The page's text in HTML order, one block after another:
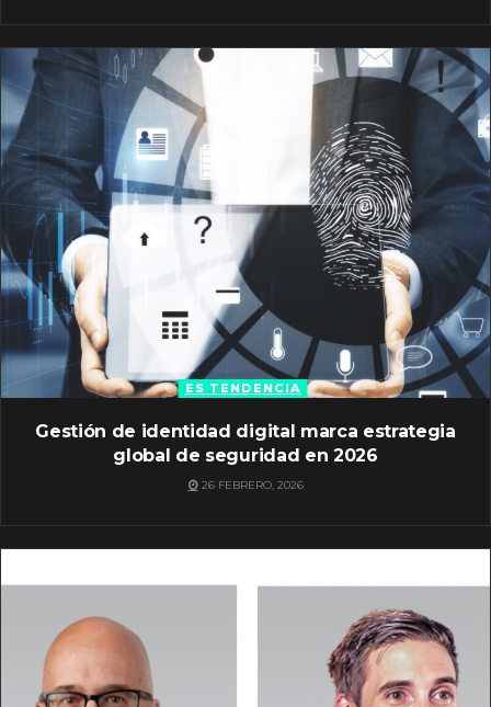
ES TENDENCIA
Gestión de identidad digital marca estrategia
global de seguridad en 2026
26 FEBRERO, 2026